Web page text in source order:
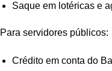
Saque em lotéricas e
Para servidores públicos:
Crédito em conta do